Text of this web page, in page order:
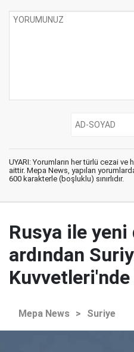
UYARI: Yorumların her türlü cezai
aittir. Mepa News, yapılan
600 karakterle (boşluklu) sınırlıdır.
Rusya ile
ardından
Mepa News > Suriye